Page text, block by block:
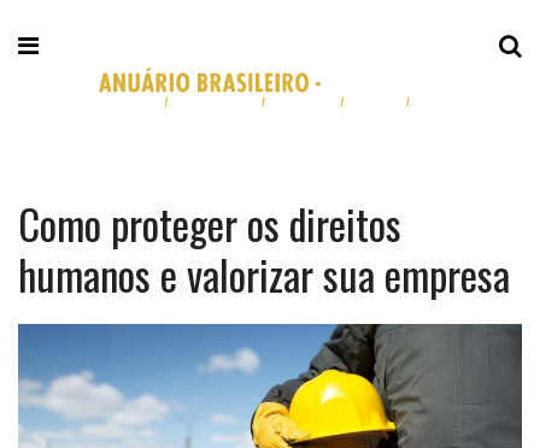
Como proteger os direitos
humanos e valorizar sua empresa